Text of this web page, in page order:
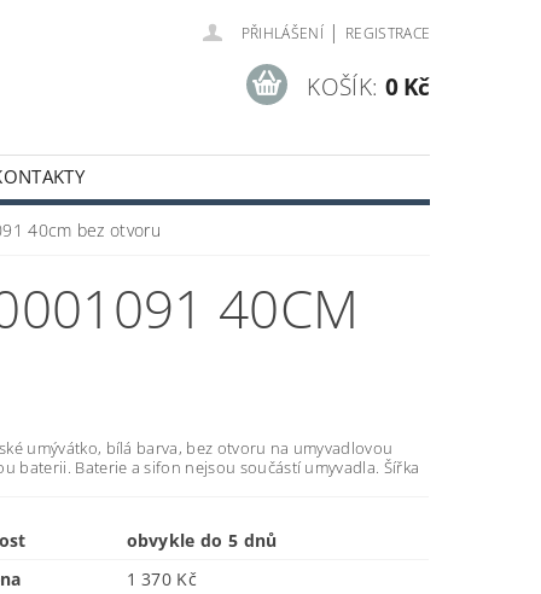
PŘIHLÁŠENÍ | REGISTRACE
KOŠÍK: 0 Kč
40cm bez otvoru
40CM
umývátko, bílá barva, bez otvoru na umyvadlovou
baterii. Baterie a sifon nejsou součástí umyvadla. Šířka
obvykle do 5 dnů
1 370 Kč